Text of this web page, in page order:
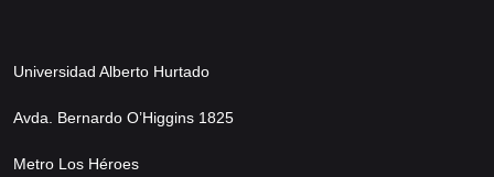
Universidad Alberto Hurtado
Avda. Bernardo O’Higgins 1825
Metro Los Héroes